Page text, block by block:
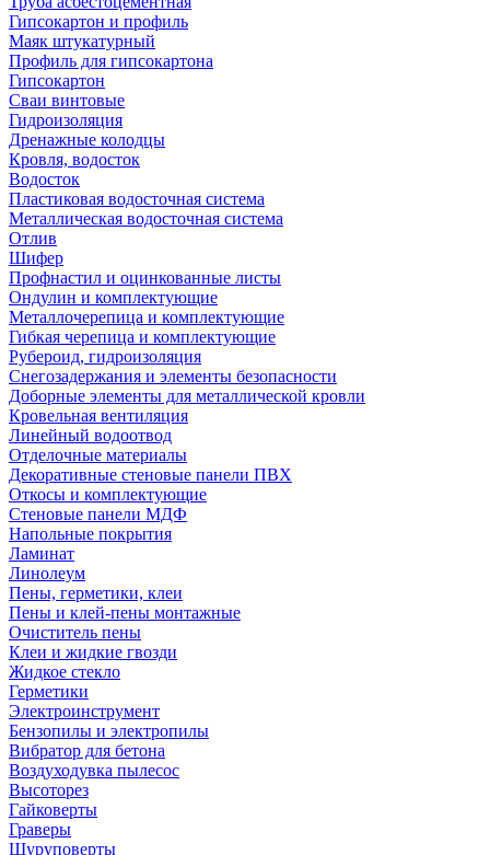
Гипсокартон и профиль
Маяк штукатурный
Профиль для гипсокартона
Гипсокартон
Сваи винтовые
Гидроизоляция
Дренажные колодцы
Кровля, водосток
Водосток
Пластиковая водосточная система
Металлическая водосточная система
Отлив
Шифер
Профнастил и оцинкованные листы
Ондулин и комплектующие
Металлочерепица и комплектующие
Гибкая черепица и комплектующие
Рубероид, гидроизоляция
Снегозадержания и элементы безопасности
Доборные элементы для металлической кровли
Кровельная вентиляция
Линейный водоотвод
Отделочные материалы
Декоративные стеновые панели ПВХ
Откосы и комплектующие
Стеновые панели МДФ
Напольные покрытия
Ламинат
Линолеум
Пены, герметики, клеи
Пены и клей-пены монтажные
Очиститель пены
Клеи и жидкие гвозди
Жидкое стекло
Герметики
Электроинструмент
Бензопилы и электропилы
Вибратор для бетона
Воздуходувка пылесос
Высоторез
Гайковерты
Граверы
Шуруповерты